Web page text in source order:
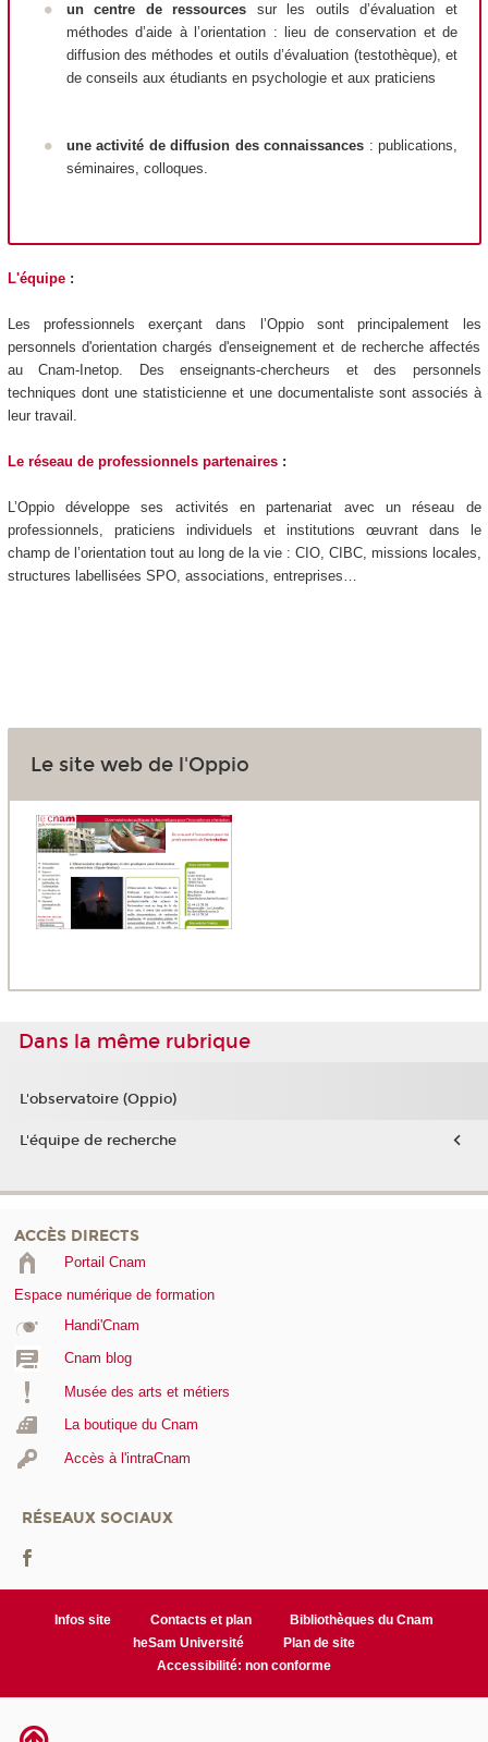
un centre de ressources sur les outils d’évaluation et
méthodes d’aide à l’orientation : lieu de conservation et de
diffusion des méthodes et outils d’évaluation (testothèque), et
de conseils aux étudiants en psychologie et aux praticiens
une activité de diffusion des connaissances : publications,
séminaires, colloques.
L'équipe:
Les professionnels exerçant dans l’Oppio sont principalement les
personnels d'orientation chargés d'enseignement et de recherche affectés
au Cnam-Inetop. Des enseignants-chercheurs et des personnels
techniques dont une statisticienne et une documentaliste sont associés à
leur travail.
Le réseau de professionnels partenaires:
L’Oppio développe ses activités en partenariat avec un réseau de
professionnels, praticiens individuels et institutions œuvrant dans le
champ de l’orientation tout au long de la vie : CIO, CIBC, missions locales,
structures labellisées SPO, associations, entreprises…
Le site web de l'Oppio
Dans la même rubrique
L'observatoire (Oppio)
L'équipe de recherche
ACCÈS DIRECTS
Portail Cnam
Espace numérique de formation
Handi'Cnam
Cnam blog
Musée des arts et métiers
La boutique du Cnam
Accès à l'intraCnam
RÉSEAUX SOCIAUX
Infos site Contacts et plan
Bibliothèques du Cnam
heSam Université
Plan de site
Accessibilité: non conforme